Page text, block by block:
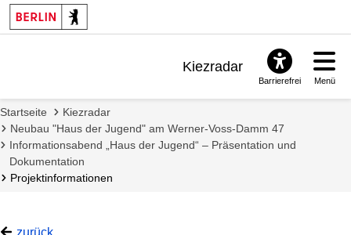
Kiezradar
Barrierefrei Menü
Startseite
Kiezradar
Neubau "Haus der Jugend" am Werner-Voss-Damm 47
Informationsabend „Haus der Jugend“ – Präsentation und
Dokumentation
Projektinformationen
zurück